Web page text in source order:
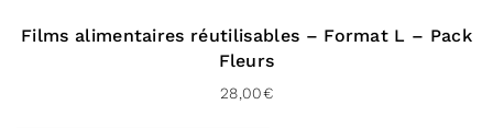
Films alimentaires réutilisables – Format L – Pack
Fleurs
28,00€